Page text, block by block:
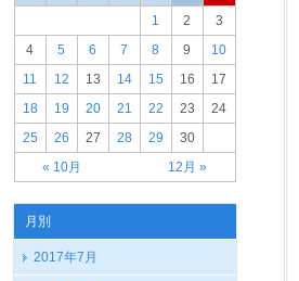
« 10月 12月 »
1 2
3
4
5 6 7 8 9
10
11
12 13 14 15 16
17
18
19 20 21 22 23
24
25
26 27 28 29 30
月別
2017年7月